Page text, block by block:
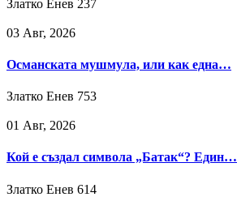
Златко Енев 237
03 Авг, 2026
Османската мушмула, или как една…
Златко Енев 753
01 Авг, 2026
Кой е създал символа „Батак“? Един…
Златко Енев 614